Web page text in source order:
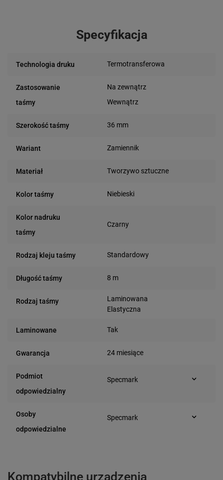
Specyfikacja
Technologia druku Termotransferowa
Zastosowanie
taśmy
Na zewnątrz
Wewnątrz
Szerokość taśmy 36 mm
Wariant Zamiennik
Materiał Tworzywo sztuczne
Kolor taśmy Niebieski
Kolor nadruku
taśmy
Czarny
Rodzaj kleju taśmy Standardowy
Długość taśmy 8 m
Rodzaj taśmy
Laminowana
Elastyczna
Laminowane Tak
Gwarancja 24 miesiące
Podmiot
odpowiedzialny
Specmark
e-mail: gspr@ptmb.pl
Osoby
odpowiedzialne
Specmark
Kompatybilne urządzenia